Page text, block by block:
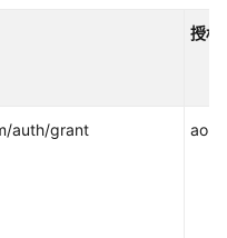
授权
auth/grant